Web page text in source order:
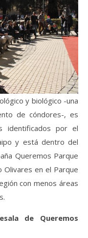
y biológico -una
de cóndores-, es
identificados por el
y está dentro del
Queremos Parque
Olivares en el Parque
con menos áreas
de Queremos